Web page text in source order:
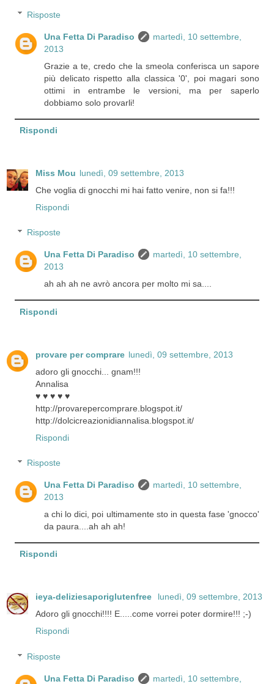
Risposte
Una Fetta Di Paradiso
martedì, 10 settembre,
2013
Grazie a te, credo che la smeola conferisca un sapore
più delicato rispetto alla classica '0', poi magari sono
ottimi in entrambe le versioni, ma per saperlo
dobbiamo solo provarli!
Rispondi
Miss Mou lunedì, 09 settembre, 2013
Che voglia di gnocchi mi hai fatto venire, non si fa!!!
Rispondi
Risposte
Una Fetta Di Paradiso
martedì, 10 settembre,
2013
ah ah ah ne avrò ancora per molto mi sa....
Rispondi
provare per comprare lunedì, 09 settembre, 2013
adoro gli gnocchi... gnam!!!
Annalisa
♥ ♥ ♥ ♥ ♥
http://provarepercomprare.blogspot.it/
http://dolcicreazionidiannalisa.blogspot.it/
Rispondi
Risposte
Una Fetta Di Paradiso
martedì, 10 settembre,
2013
a chi lo dici, poi ultimamente sto in questa fase 'gnocco'
da paura....ah ah ah!
Rispondi
ieya-deliziesaporiglutenfree
lunedì, 09 settembre, 2013
Adoro gli gnocchi!!!! E.....come vorrei poter dormire!!! ;-)
Rispondi
Risposte
Una Fetta Di Paradiso
martedì, 10 settembre,